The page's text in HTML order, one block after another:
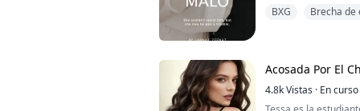
deslizándolas de
estremeció cuando
Me disculpo, nena.
susurró, tomando
el dobladillo de su
BXG Brecha de
Acosada Por El
4.8kVistas · En curso